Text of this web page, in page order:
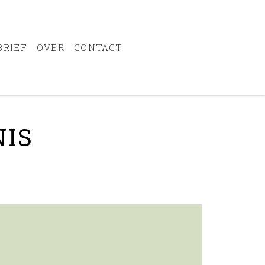
OVER CONTACT